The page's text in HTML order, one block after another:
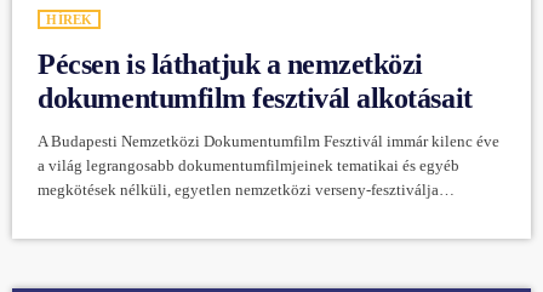
HÍREK
Pécsen is láthatjuk a nemzetközi
dokumentumfilm fesztivál alkotásait
A Budapesti Nemzetközi Dokumentumfilm Fesztivál immár kilenc éve
a világ legrangosabb dokumentumfilmjeinek tematikai és egyéb
megkötések nélküli, egyetlen nemzetközi verseny-fesztiválja
nagyon aktuális és változatos témájú dokumentumfilmet láthat a pécsi
nagyon változatosak és aktuálisak. Az idei fesztivál szlogenje: Tiszteld